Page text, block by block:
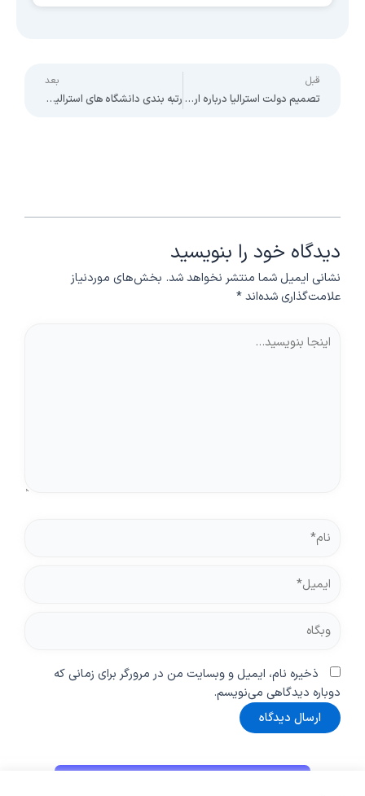
Prev
قبل
تصمیم دولت استرالیا درباره ارزهای دیجیتال
بعد
رتبه بندی دانشگاه های استرالیا در سال 2022
دیدگاه‌ خود را بنویسید
نشانی ایمیل شما منتشر نخواهد شد. بخش‌های موردنیاز
علامت‌گذاری شده‌اند*
بنویسید…
وبگاه
ذخیره نام، ایمیل و وبسایت من در مرورگر برای زمانی که
دوباره دیدگاهی می‌نویسم.